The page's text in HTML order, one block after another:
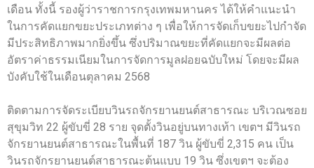
เดือน ทั้งนี้ รองผู้ว่าราชการกรุงเทพมหานคร ได้ให้คำแนะนำ
ในการคัดแยกขยะประเภทต่าง ๆ เพื่อให้การจัดเก็บขยะไปกำจัด
มีประสิทธิภาพมากยิ่งขึ้น ซึ่งปริมาณขยะที่คัดแยกจะมีผลต่อ
อัตราค่าธรรมเนียมในการจัดการมูลฝอยฉบับใหม่ โดยจะมีผล
บังคับใช้ในเดือนตุลาคม 2568
ติดตามการจัดระเบียบวินรถจักรยานยนต์สาธารณะ บริเวณซอย
สุขุมวิท 22 ผู้ขับขี่ 28 ราย จุดตั้งวินอยู่บนทางเท้า เขตฯ มีวินรถ
จักรยานยนต์สาธารณะในพื้นที่ 187 วิน ผู้ขับขี่ 2,315 คน เป็น
วินรถจักรยานยนต์สาธารณะต้นแบบ 19 วิน ซึ่งเขตฯ จะต้อง